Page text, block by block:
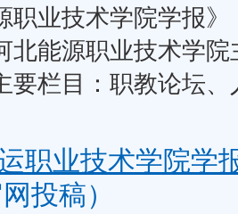
职业技术学院学报
北能源职业技术学
要栏目：职教论坛
职业技术学院学
网投稿）